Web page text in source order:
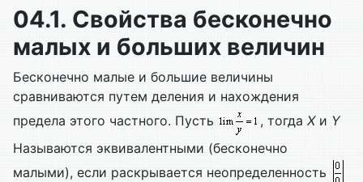
04.1. Свойства бесконечно
малых и больших величин
Бесконечно малые и большие величины
сравниваются путем деления и нахождения
предела этого частного. Пусть
, тогда Xи Y
Называются эквивалентными (бесконечно
малыми), если раскрывается неопределенность